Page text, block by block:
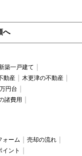
へ
築一戸建て
動産
木更津の不動産
円台
諸費用
ォーム
売却の流れ
イント